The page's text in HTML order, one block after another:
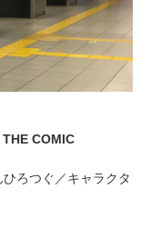
COMIC
ろつぐ／キャラクタ